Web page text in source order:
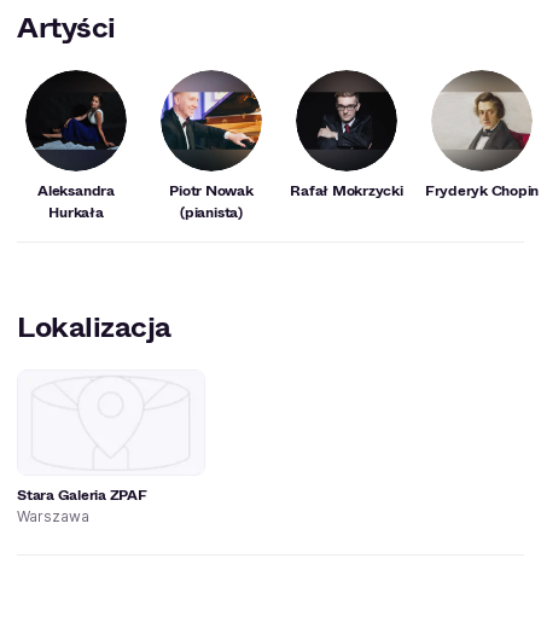
Artyści
Aleksandra
Hurkała
Piotr Nowak
(pianista)
Rafał Mokrzycki Fryderyk Chopin
Lokalizacja
Stara Galeria ZPAF
Warszawa